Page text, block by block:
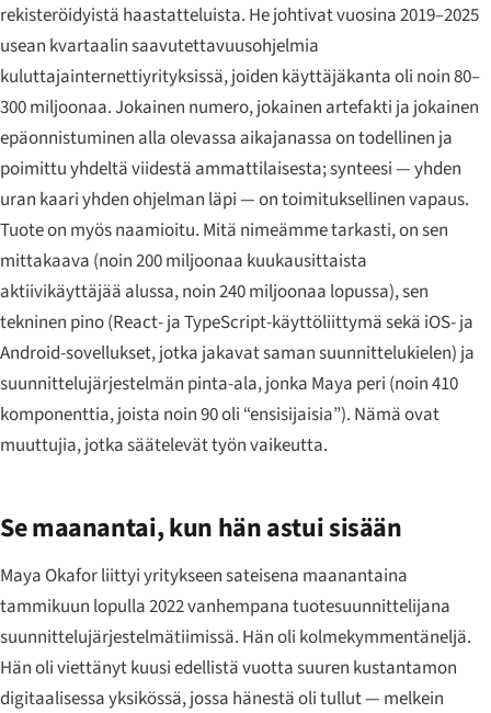
rekisteröidyistä haastatteluista. He johtivat vuosina 2019–2025
usean kvartaalin saavutettavuusohjelmia
kuluttajainternettiyrityksissä, joiden käyttäjäkanta oli noin 80–
300 miljoonaa. Jokainen numero, jokainen artefakti ja jokainen
epäonnistuminen alla olevassa aikajanassa on todellinen ja
poimittu yhdeltä viidestä ammattilaisesta; synteesi — yhden
uran kaari yhden ohjelman läpi — on toimituksellinen vapaus.
Tuote on myös naamioitu. Mitä nimeämme tarkasti, on sen
mittakaava (noin 200 miljoonaa kuukausittaista
aktiivikäyttäjää alussa, noin 240 miljoonaa lopussa), sen
tekninen pino (React- ja TypeScript-käyttöliittymä sekä iOS- ja
Android-sovellukset, jotka jakavat saman suunnittelukielen) ja
suunnittelujärjestelmän pinta-ala, jonka Maya peri (noin 410
komponenttia, joista noin 90 oli “ensisijaisia”). Nämä ovat
muuttujia, jotka säätelevät työn vaikeutta.
Se maanantai, kun hän astui sisään
Maya Okafor liittyi yritykseen sateisena maanantaina
tammikuun lopulla 2022 vanhempana tuotesuunnittelijana
suunnittelujärjestelmätiimissä. Hän oli kolmekymmentäneljä.
Hän oli viettänyt kuusi edellistä vuotta suuren kustantamon
digitaalisessa yksikössä, jossa hänestä oli tullut — melkein